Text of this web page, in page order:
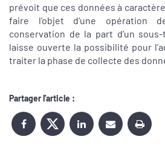
prévoit que ces données à
faire l’objet d’une opération
conservation de la part d’un
laisse ouverte la possibilité pour
traiter la phase de collecte des
Partager l'article :